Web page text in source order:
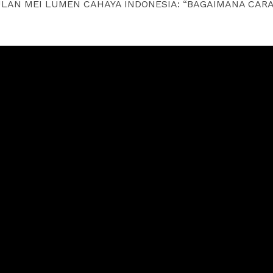
MEI LUMEN CAHAYA INDONESIA: “BAGAIMANA